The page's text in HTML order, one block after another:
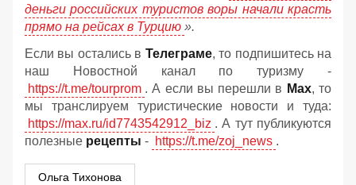
деньги российских туристов воры начали красть
прямо на рейсах в Турцию ».
Если вы остались в Телеграме, то подпишитесь на
наш Новостной канал по туризму -
https://t.me/tourprom . А если вы перешли в Мах, то
мы транслируем туристические новости и туда:
https://max.ru/id7743542912_biz . А тут публикуются
полезные рецепты - https://t.me/zoj_news .
Ольга Тихонова